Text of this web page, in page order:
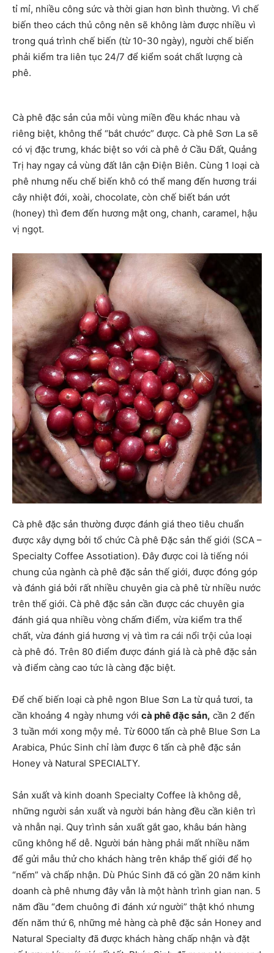
tỉ mỉ, nhiều công sức và thời gian hơn bình thường. Vì chế
biến theo cách thủ công nên sẽ không làm được nhiều vì
trong quá trình chế biến (từ 10-30 ngày), người chế biến
phải kiểm tra liên tục 24/7 để kiểm soát chất lượng cà
phê.
Cà phê đặc sản của mỗi vùng miền đều khác nhau và
riêng biệt, không thể “bắt chước” được. Cà phê Sơn La sẽ
có vị đặc trưng, khác biệt so với cà phê ở Cầu Đất, Quảng
Trị hay ngay cả vùng đất lân cận Điện Biên. Cùng 1 loại cà
phê nhưng nếu chế biến khô có thể mang đến hương trái
cây nhiệt đới, xoài, chocolate, còn chế biết bán ướt
(honey) thì đem đến hương mật ong, chanh, caramel, hậu
vị ngọt.
Cà phê đặc sản thường được đánh giá theo tiêu chuẩn
được xây dựng bởi tổ chức Cà phê Đặc sản thế giới (SCA –
Specialty Coffee Assotiation). Đây được coi là tiếng nói
chung của ngành cà phê đặc sản thế giới, được đóng góp
và đánh giá bởi rất nhiều chuyên gia cà phê từ nhiều nước
trên thế giới. Cà phê đặc sản cần được các chuyên gia
đánh giá qua nhiều vòng chấm điểm, vừa kiểm tra thể
chất, vừa đánh giá hương vị và tìm ra cái nổi trội của loại
cà phê đó. Trên 80 điểm được đánh giá là cà phê đặc sản
và điểm càng cao tức là càng đặc biệt.
Để chế biến loại cà phê ngon Blue Sơn La từ quả tươi, ta
cần khoảng 4 ngày nhưng với cà phê đặc sản, cần 2 đến
3 tuần mới xong mộy mẻ. Từ 6000 tấn cà phê Blue Sơn La
Arabica, Phúc Sinh chỉ làm được 6 tấn cà phê đặc sản
Honey và Natural SPECIALTY.
Sản xuất và kinh doanh Specialty Coffee là không dễ,
những người sản xuất và người bán hàng đều cần kiên trì
và nhẫn nại. Quy trình sản xuất gắt gao, khâu bán hàng
cũng không hể dễ. Người bán hàng phải mất nhiều năm
để gửi mẫu thử cho khách hàng trên khắp thế giới để họ
“nếm” và chấp nhận. Dù Phúc Sinh đã có gần 20 năm kinh
doanh cà phê nhưng đây vẫn là một hành trình gian nan. 5
năm đầu “đem chuông đi đánh xứ người” thật khó nhưng
đến năm thứ 6, những mẻ hàng cà phê đặc sản Honey and
Natural Specialty đã được khách hàng chấp nhận và đặt